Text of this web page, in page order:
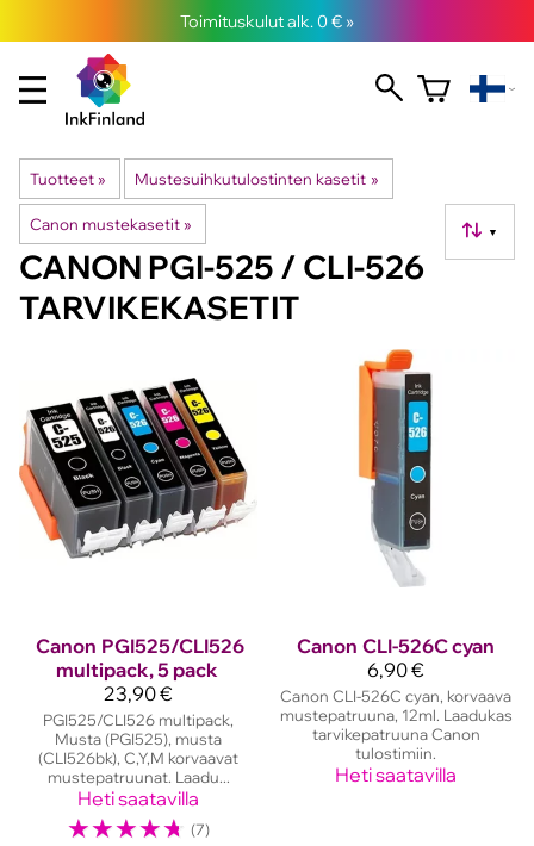
Toimituskulut alk. 0 € »
Tuotteet ‪» Mustesuihkutulostinten kasetit ‪»
Canon mustekasetit ‪» ▼
CANON PGI-525 / CLI-526
TARVIKEKASETIT
Canon PGI525/CLI526
multipack, 5 pack
23,90 €
PGI525/CLI526 multipack,
Musta (PGI525), musta
(CLI526bk), C,Y,M korvaavat
mustepatruunat. Laadu...
Heti saatavilla
☆☆☆☆☆ (7)
Canon CLI-526C cyan
6,90 €
Canon CLI-526C cyan, korvaava
mustepatruuna, 12ml. Laadukas
tarvikepatruuna Canon
tulostimiin.
Heti saatavilla